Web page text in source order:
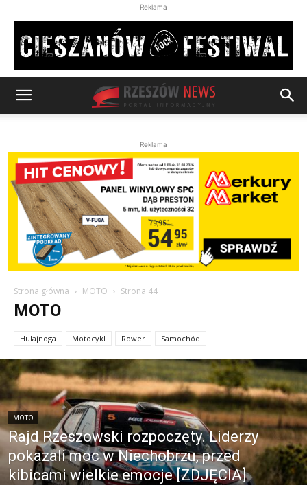
Reklama
Reklama
Strona główna MOTO Strona 44
MOTO
Hulajnoga Motocykl Rower Samochód
MOTO
Rajd Rzeszowski rozpoczęty. Liderzy
pokazali moc w Niechobrzu, przed
kibicami wielkie emocje [ZDJĘCIA]